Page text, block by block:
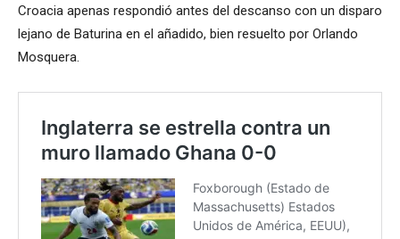
Croacia apenas respondió antes del descanso con un disparo
lejano de Baturina en el añadido, bien resuelto por Orlando
Mosquera.